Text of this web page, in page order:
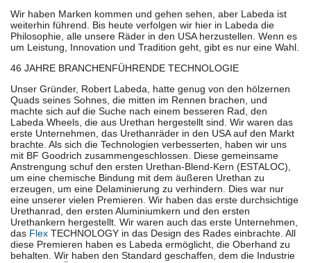
Wir haben Marken kommen und gehen sehen, aber Labeda ist
weiterhin führend. Bis heute verfolgen wir hier in Labeda die
Philosophie, alle unsere Räder in den USA herzustellen. Wenn es
um Leistung, Innovation und Tradition geht, gibt es nur eine Wahl.
46 JAHRE BRANCHENFÜHRENDE TECHNOLOGIE
Unser Gründer, Robert Labeda, hatte genug von den hölzernen
Quads seines Sohnes, die mitten im Rennen brachen, und
machte sich auf die Suche nach einem besseren Rad, den
Labeda Wheels, die aus Urethan hergestellt sind. Wir waren das
erste Unternehmen, das Urethanräder in den USA auf den Markt
brachte. Als sich die Technologien verbesserten, haben wir uns
mit BF Goodrich zusammengeschlossen. Diese gemeinsame
Anstrengung schuf den ersten Urethan-Blend-Kern (ESTALOC),
um eine chemische Bindung mit dem äußeren Urethan zu
erzeugen, um eine Delaminierung zu verhindern. Dies war nur
eine unserer vielen Premieren. Wir haben das erste durchsichtige
Urethanrad, den ersten Aluminiumkern und den ersten
Urethankern hergestellt. Wir waren auch das erste Unternehmen,
das Flex TECHNOLOGY in das Design des Rades einbrachte. All
diese Premieren haben es Labeda ermöglicht, die Oberhand zu
behalten. Wir haben den Standard geschaffen, dem die Industrie